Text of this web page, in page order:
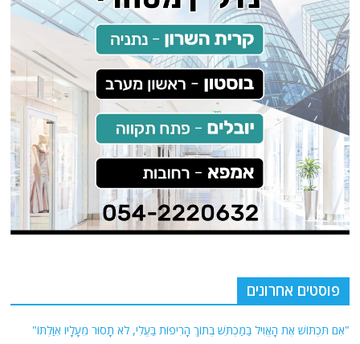
פוסטים אחרונים
"אִם תִּכְתּוֹשׁ אֶת הָאֱוִיל בַּמַּכְתֵּשׁ בְּתוֹךְ הָרִיפוֹת בַּעֱלִי, לֹא תָסוּר מֵעָלָיו אִוַּלְתּוֹ"